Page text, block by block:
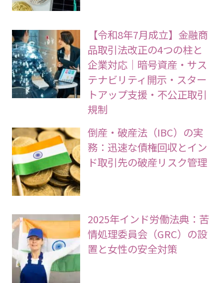
【令和8年7月成立】金融商
品取引法改正の4つの柱と
企業対応｜暗号資産・サス
テナビリティ開示・スター
トアップ支援・不公正取引
規制
倒産・破産法（IBC）の実
務：迅速な債権回収とイン
ド取引先の破産リスク管理
2025年インド労働法典：苦
情処理委員会（GRC）の設
置と女性の安全対策